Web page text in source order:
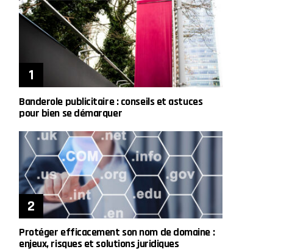
Banderole publicitaire : conseils et astuces
pour bien se démarquer
Protéger efficacement son nom de domaine :
enjeux, risques et solutions juridiques